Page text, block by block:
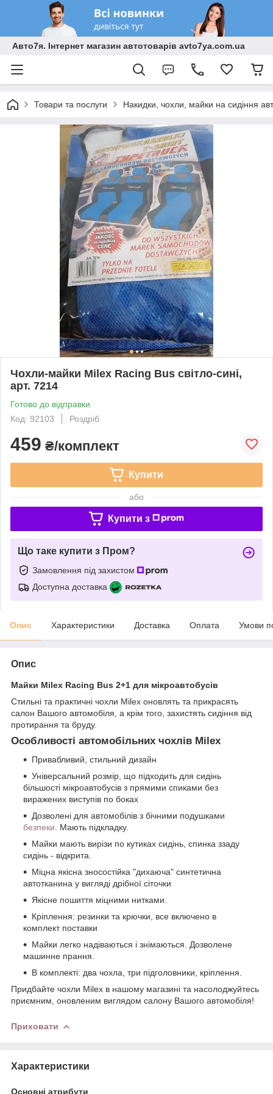
Авто7я. Інтернет магазин автотоварів avto7ya.com.ua
Товари та послуги Накидки, чохли, майки на сидіння
Чохли-майки Milex Racing Bus світло-сині,
арт. 7214
Готово до відправки
Код: 92103
Роздріб
459 ₴/комплект
Купити
або
Купити з
Що таке купити з Пром?
Замовлення під захистом
Доступна доставка
Опис Характеристики Доставка Оплата Умови
Опис
Майки Milex Racing Bus 2+1 для мікроавтобусів
Стильні та практичні чохли Milex оновлять та прикрасять
салон Вашого автомобіля, а крім того, захистять сидіння від
протирання та бруду.
Особливості автомобільних чохлів Milex
Привабливий, стильний дизайн
Універсальний розмір, що підходить для сидінь
більшості мікроавтобусів з прямими спиками без
виражених виступів по боках
Дозволені для автомобілів з бічними подушками
безпеки . Мають підкладку.
Майки мають вирізи по кутиках сидінь, спинка ззаду
сидінь - відкрита.
Міцна якісна зносостійка "дихаюча" синтетична
автотканина у вигляді дрібної сіточки
Якісне пошиття міцними нитками.
Кріплення: резинки та крючки, все включено в
комплект поставки
Майки легко надіваються і знімаються. Дозволене
машинне прання.
В комплекті: два чохла, три підголовники, кріплення.
Придбайте чохли Milex в нашому магазині та насолоджуйтесь
приємним, оновленим виглядом салону Вашого автомобіля!
Приховати
Характеристики
Основні атрибути